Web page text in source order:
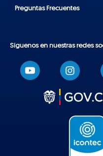
Preguntas Frecuentes
Síguenos en nuestras redes